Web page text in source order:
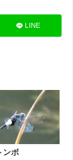
LINE
ンボ